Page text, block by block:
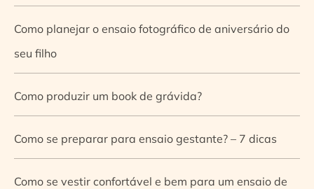
Como planejar o ensaio fotográfico de aniversário do
seu filho
Como produzir um book de grávida?
Como se preparar para ensaio gestante? – 7 dicas
Como se vestir confortável e bem para um ensaio de